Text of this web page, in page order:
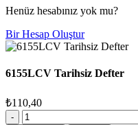
Henüz hesabınız yok mu?
Bir Hesap Oluştur
6155LCV Tarihsiz Defter
₺110,40
6155LCV